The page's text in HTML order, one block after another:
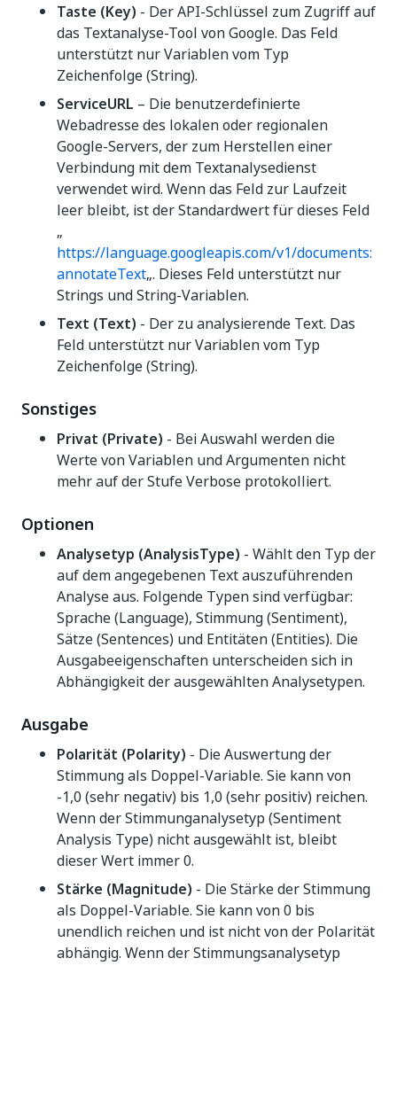
Taste (Key) - Der API-Schlüssel zum Zugriff auf
das Textanalyse-Tool von Google. Das Feld
unterstützt nur Variablen vom Typ
Zeichenfolge (String).
ServiceURL – Die benutzerdefinierte
Webadresse des lokalen oder regionalen
Google-Servers, der zum Herstellen einer
Verbindung mit dem Textanalysedienst
verwendet wird. Wenn das Feld zur Laufzeit
leer bleibt, ist der Standardwert für dieses Feld
„
https://language.googleapis.com/v1/documents:
annotateText„. Dieses Feld unterstützt nur
Strings und String-Variablen.
Text (Text) - Der zu analysierende Text. Das
Feld unterstützt nur Variablen vom Typ
Zeichenfolge (String).
Sonstiges
Privat (Private) - Bei Auswahl werden die
Werte von Variablen und Argumenten nicht
mehr auf der Stufe Verbose protokolliert.
Optionen
Analysetyp (AnalysisType) - Wählt den Typ der
auf dem angegebenen Text auszuführenden
Analyse aus. Folgende Typen sind verfügbar:
Sprache (Language), Stimmung (Sentiment),
Sätze (Sentences) und Entitäten (Entities). Die
Ausgabeeigenschaften unterscheiden sich in
Abhängigkeit der ausgewählten Analysetypen.
Ausgabe
Polarität (Polarity) - Die Auswertung der
Stimmung als Doppel-Variable. Sie kann von
-1,0 (sehr negativ) bis 1,0 (sehr positiv) reichen.
Wenn der Stimmunganalysetyp (Sentiment
Analysis Type) nicht ausgewählt ist, bleibt
dieser Wert immer 0.
Stärke (Magnitude) - Die Stärke der Stimmung
als Doppel-Variable. Sie kann von 0 bis
unendlich reichen und ist nicht von der Polarität
abhängig. Wenn der Stimmungsanalysetyp